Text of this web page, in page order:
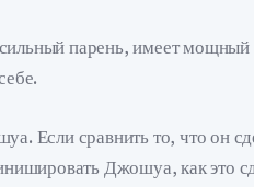
парень, имеет мощный
Если сравнить то, что он
Джошуа, как это